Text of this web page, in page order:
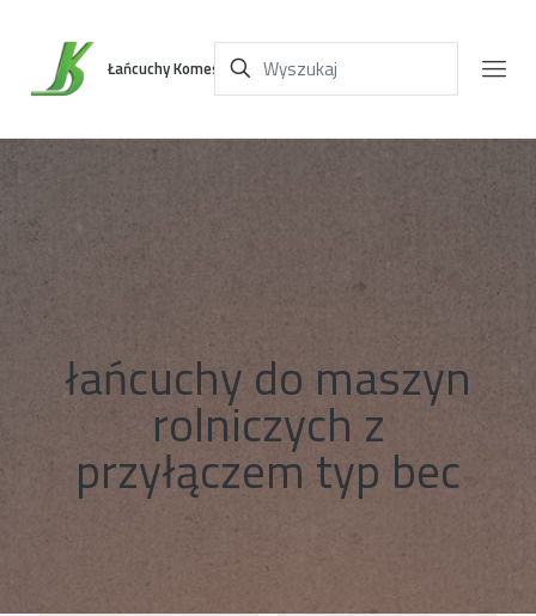
Łańcuchy Komes
łańcuchy do maszyn
rolniczych z
przyłączem typ bec